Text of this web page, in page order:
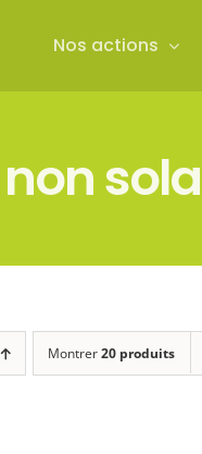
Nos actions
Montrer20 produits